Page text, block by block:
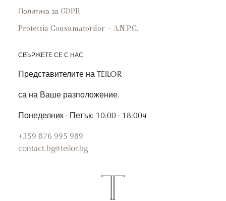
Политика за GDPR
Protecția Consumatorilor – A.N.P.C.
СВЪРЖЕТЕ СЕ С НАС
Представителите на TEILOR
са на Ваше разположение.
Понеделник - Петък: 10:00 - 18:00ч
+359 876 995 989
contact.bg@teilor.bg